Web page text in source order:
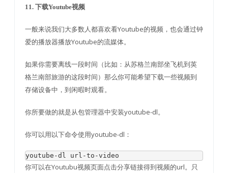
11. 下载Youtube视频
一般来说我们大多数人都喜欢看Youtube的视频，也会通过钟
爱的播放器播放Youtube的流媒体。
如果你需要离线一段时间（比如：从苏格兰南部坐飞机到英
格兰南部旅游的这段时间）那么你可能希望下载一些视频到
存储设备中，到闲暇时观看。
你所要做的就是从包管理器中安装youtube-dl。
你可以用以下命令使用youtube-dl：
youtube -dl url -to -video
你可以在Youtubu视频页面点击分享链接得到视频的url。只